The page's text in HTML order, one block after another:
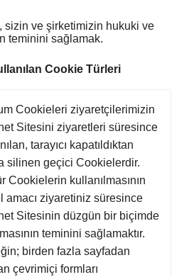
sizin ve şirketimizin hukuki ve
teminini sağlamak.
Cookie Türleri
Cookieleri ziyaretçilerimizin
Sitesini ziyaretleri süresince
tarayıcı kapatıldıktan
silinen geçici Cookielerdir.
Cookielerin kullanılmasının
amacı ziyaretiniz süresince
Sitesinin düzgün bir biçimde
teminini sağlamaktır.
birden fazla sayfadan
çevrimiçi formları